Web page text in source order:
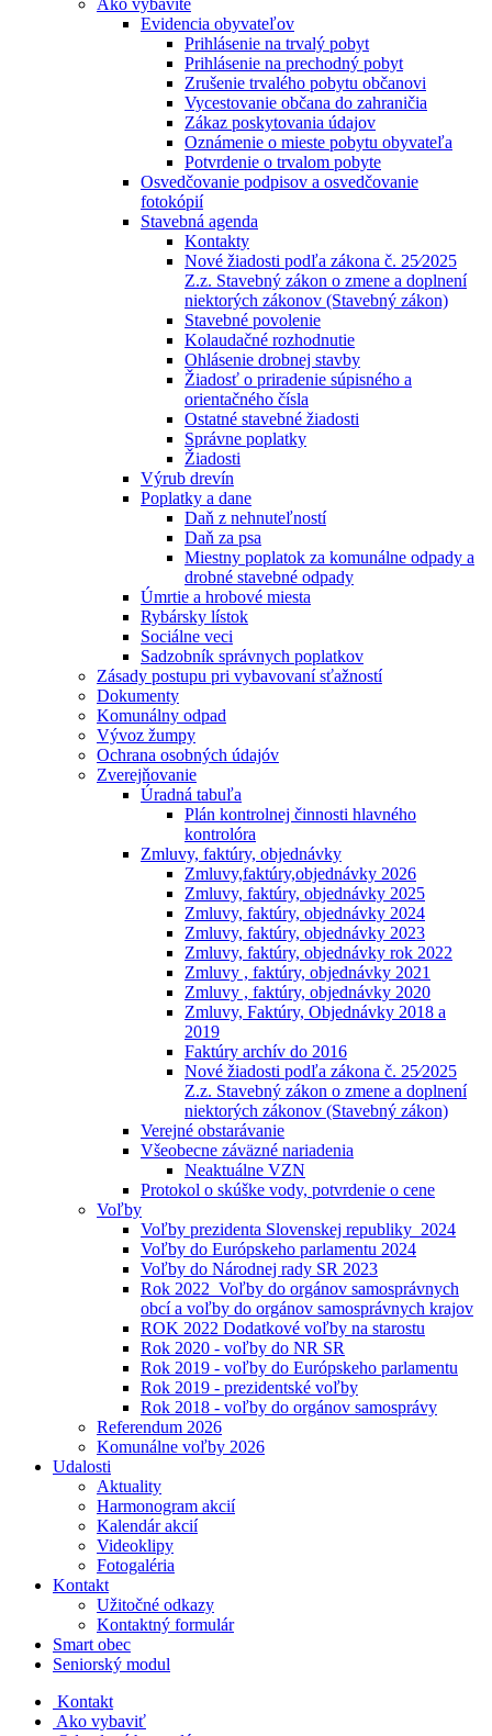
Ako vybavíte
Evidencia obyvateľov
Prihlásenie na trvalý pobyt
Prihlásenie na prechodný pobyt
Zrušenie trvalého pobytu občanovi
Vycestovanie občana do zahraničia
Zákaz poskytovania údajov
Oznámenie o mieste pobytu obyvateľa
Potvrdenie o trvalom pobyte
Osvedčovanie podpisov a osvedčovanie
fotokópií
Stavebná agenda
Kontakty
Nové žiadosti podľa zákona č. 25⁄2025
Z.z. Stavebný zákon o zmene a doplnení
niektorých zákonov (Stavebný zákon)
Stavebné povolenie
Kolaudačné rozhodnutie
Ohlásenie drobnej stavby
Žiadosť o priradenie súpisného a
orientačného čísla
Ostatné stavebné žiadosti
Správne poplatky
Žiadosti
Výrub drevín
Poplatky a dane
Daň z nehnuteľností
Daň za psa
Miestny poplatok za komunálne odpady a
drobné stavebné odpady
Úmrtie a hrobové miesta
Rybársky lístok
Sociálne veci
Sadzobník správnych poplatkov
Zásady postupu pri vybavovaní sťažností
Dokumenty
Komunálny odpad
Vývoz žumpy
Ochrana osobných údajóv
Zverejňovanie
Úradná tabuľa
Plán kontrolnej činnosti hlavného
kontrolóra
Zmluvy, faktúry, objednávky
Zmluvy,faktúry,objednávky 2026
Zmluvy, faktúry, objednávky 2025
Zmluvy, faktúry, objednávky 2024
Zmluvy, faktúry, objednávky 2023
Zmluvy, faktúry, objednávky rok 2022
Zmluvy , faktúry, objednávky 2021
Zmluvy , faktúry, objednávky 2020
Zmluvy, Faktúry, Objednávky 2018 a
2019
Faktúry archív do 2016
Nové žiadosti podľa zákona č. 25⁄2025
Z.z. Stavebný zákon o zmene a doplnení
niektorých zákonov (Stavebný zákon)
Verejné obstarávanie
Všeobecne záväzné nariadenia
Neaktuálne VZN
Protokol o skúške vody, potvrdenie o cene
Voľby
Voľby prezidenta Slovenskej republiky_2024
Voľby do Európskeho parlamentu 2024
Voľby do Národnej rady SR 2023
Rok 2022_Voľby do orgánov samosprávnych
obcí a voľby do orgánov samosprávnych krajov
ROK 2022 Dodatkové voľby na starostu
Rok 2020 - voľby do NR SR
Rok 2019 - voľby do Európskeho parlamentu
Rok 2019 - prezidentské voľby
Rok 2018 - voľby do orgánov samosprávy
Referendum 2026
Komunálne voľby 2026
Udalosti
Aktuality
Harmonogram akcií
Kalendár akcií
Videoklipy
Fotogaléria
Kontakt
Užitočné odkazy
Kontaktný formulár
Smart obec
Seniorský modul
Kontakt
Ako vybaviť